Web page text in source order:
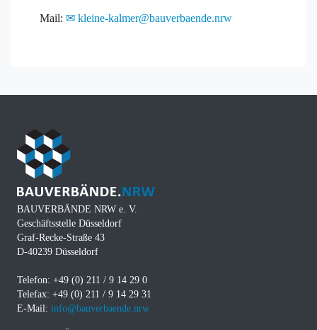
Mail: kleine-kalmer@bauverbaende.nrw
BAUVERBÄNDE NRW e. V.
Geschäftsstelle Düsseldorf
Graf-Recke-Straße 43
D-40239 Düsseldorf
Telefon: +49 (0) 211 / 9 14 29 0
Telefax: +49 (0) 211 / 9 14 29 31
E-Mail: info@bauverbaende.nrw